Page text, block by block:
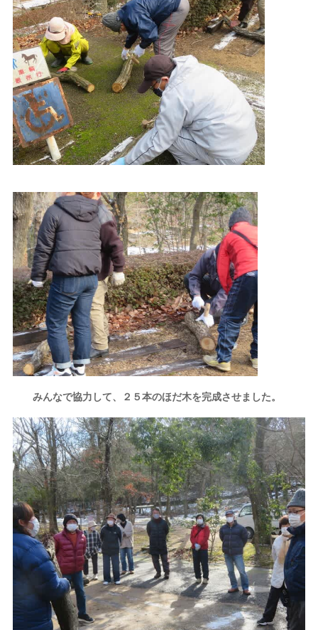
みんなで協力して、２５本のほだ木を完成させました。